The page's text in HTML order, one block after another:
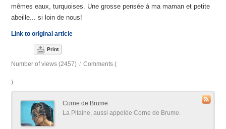
mêmes eaux, turquoises. Une grosse pensée à ma maman et petite
abeille... si loin de nous!
Link to original article
Print
Number of views (2457) / Comments (
)
Corne de Brume
La Pitaine, aussi appelée Corne de Brume.